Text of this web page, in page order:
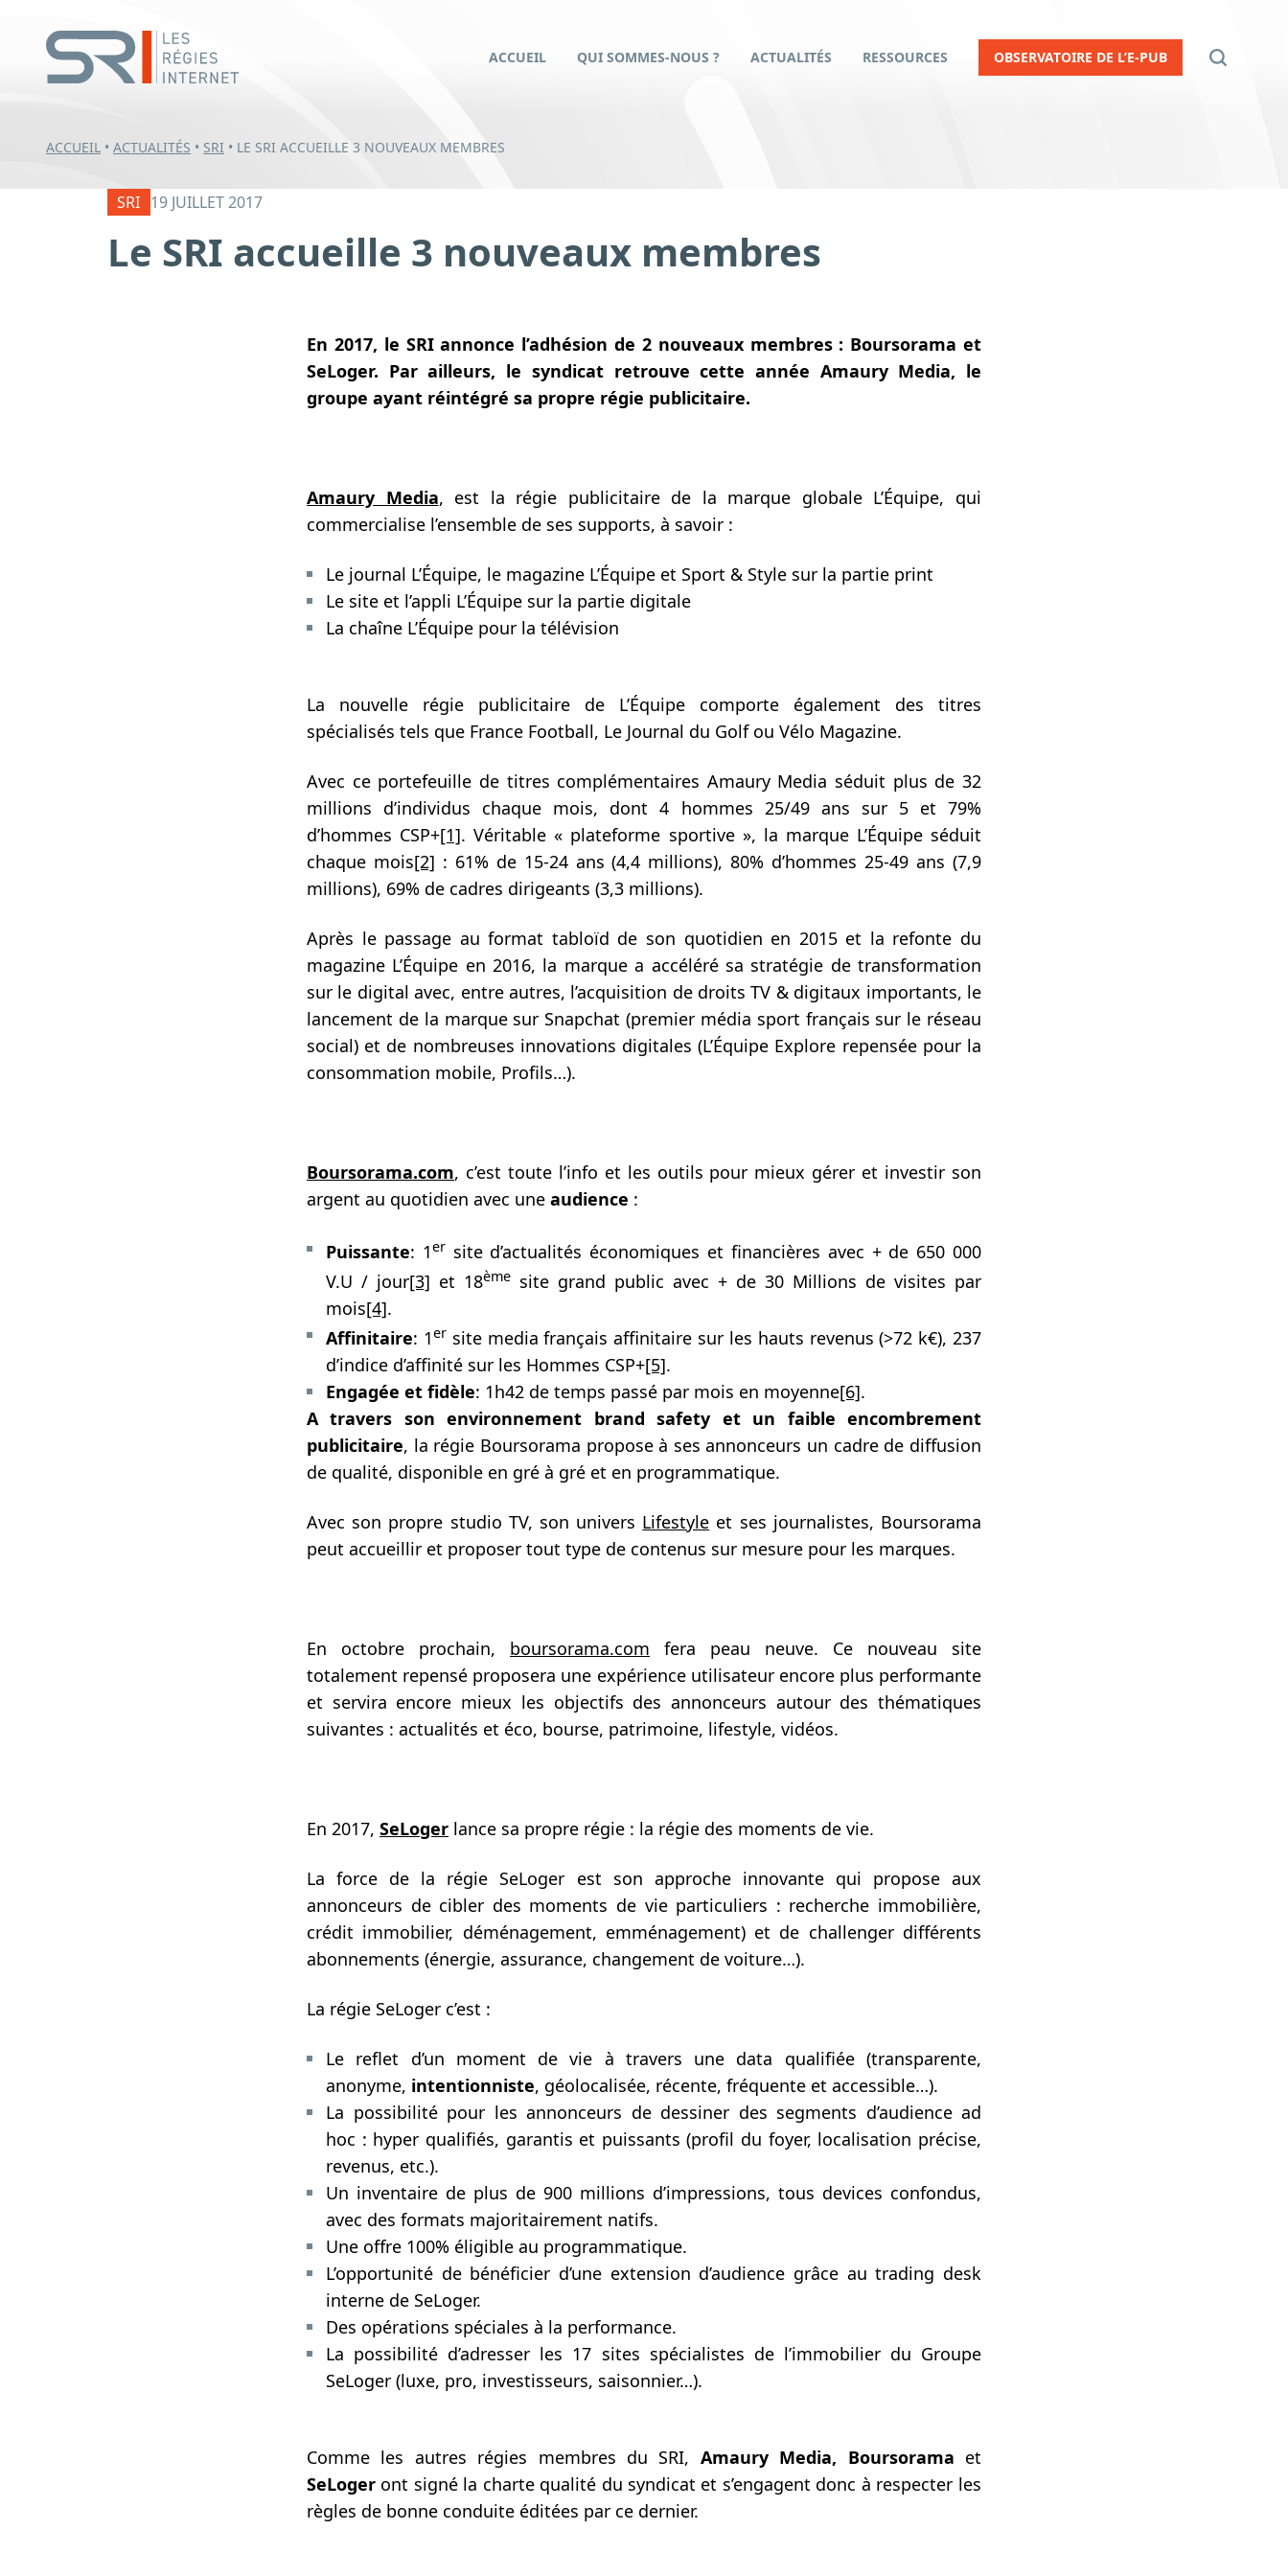
ACCUEIL QUI SOMMES-NOUS ? ACTUALITÉS RESSOURCES OBSERVATOIRE DE L’E-PUB
ACCUEIL • ACTUALITÉS • SRI • LE SRI ACCUEILLE 3 NOUVEAUX MEMBRES
SRI 19 JUILLET 2017
Le SRI accueille 3 nouveaux membres
En 2017, le SRI annonce l’adhésion de 2 nouveaux membres : Boursorama et
SeLoger. Par ailleurs, le syndicat retrouve cette année Amaury Media, le
groupe ayant réintégré sa propre régie publicitaire.
Amaury Media, est la régie publicitaire de la marque globale L’Équipe, qui
commercialise l’ensemble de ses supports, à savoir :
Le journal L’Équipe, le magazine L’Équipe et Sport & Style sur la partie print
Le site et l’appli L’Équipe sur la partie digitale
La chaîne L’Équipe pour la télévision
La nouvelle régie publicitaire de L’Équipe comporte également des titres
spécialisés tels que France Football, Le Journal du Golf ou Vélo Magazine.
Avec ce portefeuille de titres complémentaires Amaury Media séduit plus de 32
millions d’individus chaque mois, dont 4 hommes 25/49 ans sur 5 et 79%
d’hommes CSP+[1]. Véritable « plateforme sportive », la marque L’Équipe séduit
chaque mois[2] : 61% de 15-24 ans (4,4 millions), 80% d’hommes 25-49 ans (7,9
millions), 69% de cadres dirigeants (3,3 millions).
Après le passage au format tabloïd de son quotidien en 2015 et la refonte du
magazine L’Équipe en 2016, la marque a accéléré sa stratégie de transformation
sur le digital avec, entre autres, l’acquisition de droits TV & digitaux importants, le
lancement de la marque sur Snapchat (premier média sport français sur le réseau
social) et de nombreuses innovations digitales (L’Équipe Explore repensée pour la
consommation mobile, Profils…).
Boursorama.com, c’est toute l’info et les outils pour mieux gérer et investir son
argent au quotidien avec une audience :
Puissante: 1ersite d’actualités économiques et financières avec + de 650 000
V.U / jour[3] et 18ème site grand public avec + de 30 Millions de visites par
mois[4].
Affinitaire: 1ersite media français affinitaire sur les hauts revenus (>72 k€), 237
d’indice d’affinité sur les Hommes CSP+[5].
Engagée et fidèle: 1h42 de temps passé par mois en moyenne[6].
A travers son environnement brand safety et un faible encombrement
publicitaire, la régie Boursorama propose à ses annonceurs un cadre de diffusion
de qualité, disponible en gré à gré et en programmatique.
Avec son propre studio TV, son univers Lifestyle et ses journalistes, Boursorama
peut accueillir et proposer tout type de contenus sur mesure pour les marques.
En octobre prochain, boursorama.com fera peau neuve. Ce nouveau site
totalement repensé proposera une expérience utilisateur encore plus performante
et servira encore mieux les objectifs des annonceurs autour des thématiques
suivantes : actualités et éco, bourse, patrimoine, lifestyle, vidéos.
En 2017, SeLoger lance sa propre régie : la régie des moments de vie.
La force de la régie SeLoger est son approche innovante qui propose aux
annonceurs de cibler des moments de vie particuliers : recherche immobilière,
crédit immobilier, déménagement, emménagement) et de challenger différents
abonnements (énergie, assurance, changement de voiture…).
La régie SeLoger c’est :
Le reflet d’un moment de vie à travers une data qualifiée (transparente,
anonyme, intentionniste, géolocalisée, récente, fréquente et accessible…).
La possibilité pour les annonceurs de dessiner des segments d’audience ad
hoc : hyper qualifiés, garantis et puissants (profil du foyer, localisation précise,
revenus, etc.).
Un inventaire de plus de 900 millions d’impressions, tous devices confondus,
avec des formats majoritairement natifs.
Une offre 100% éligible au programmatique.
L’opportunité de bénéficier d’une extension d’audience grâce au trading desk
interne de SeLoger.
Des opérations spéciales à la performance.
La possibilité d’adresser les 17 sites spécialistes de l’immobilier du Groupe
SeLoger (luxe, pro, investisseurs, saisonnier…).
Comme les autres régies membres du SRI, Amaury Media, Boursorama et
SeLoger ont signé la charte qualité du syndicat et s’engagent donc à respecter les
règles de bonne conduite éditées par ce dernier.